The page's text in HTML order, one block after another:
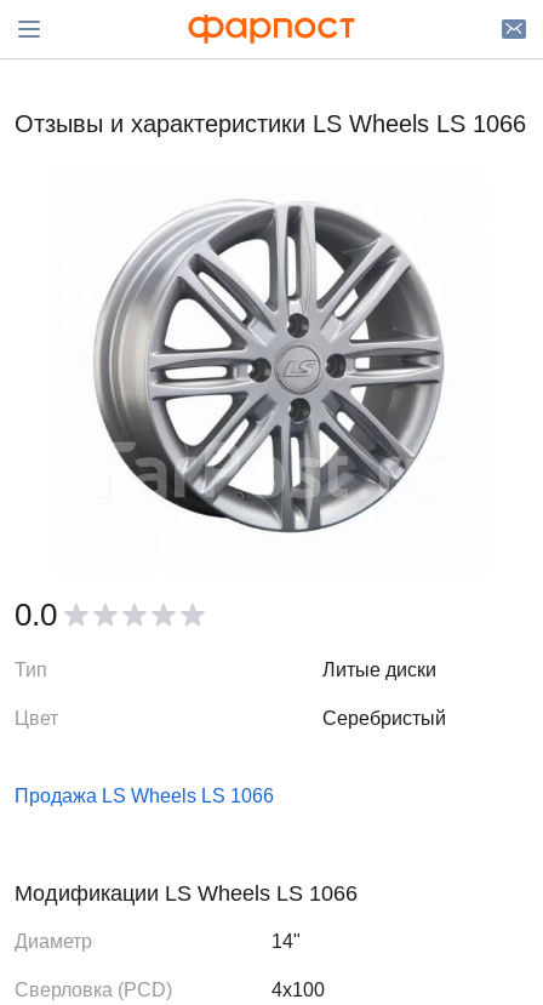
Отзывы и характеристики LS Wheels LS 1066
0.0
Тип Литые диски
Цвет Серебристый
Продажа LS Wheels LS 1066
Модификации LS Wheels LS 1066
Диаметр 14"
Сверловка (PCD) 4x100